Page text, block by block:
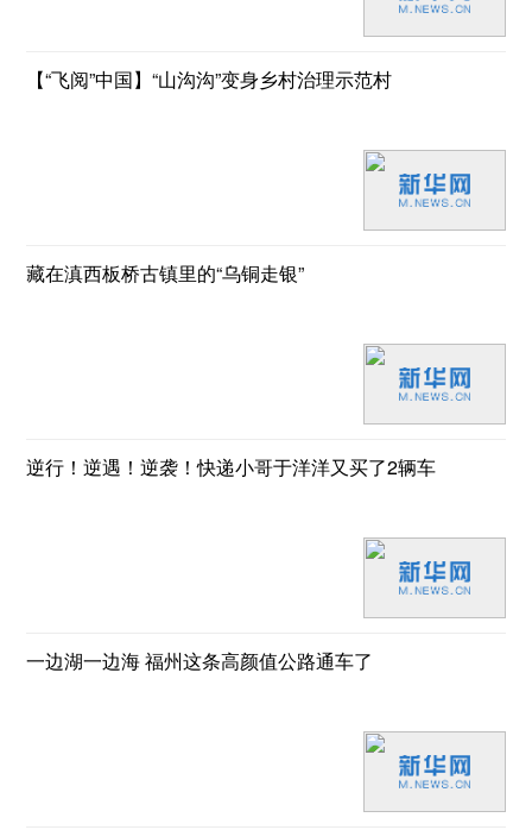
【“飞阅”中国】“山沟沟”变身乡村治理示范村
藏在滇西板桥古镇里的“乌铜走银”
逆行！逆遇！逆袭！快递小哥于洋洋又买了2辆车
一边湖一边海 福州这条高颜值公路通车了